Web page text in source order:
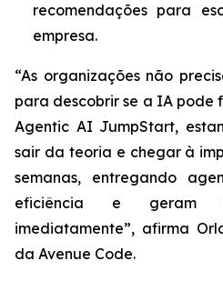
recomendações para
empresa.
“As organizações não
para descobrir se a IA pode
Agentic AI JumpStart,
sair da teoria e chegar à
semanas, entregando
eficiência e geram
imediatamente”, afirma
da Avenue Code.